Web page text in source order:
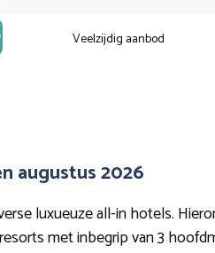
Veelzijdig aanbod
augustus 2026
luxueuze all-in hotels.
met inbegrip van 3